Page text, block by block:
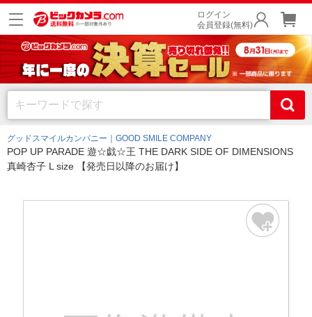
ログイン
会員登録(無料)
グッドスマイルカンパニー｜GOOD SMILE COMPANY
POP UP PARADE 遊☆戯☆王 THE DARK SIDE OF DIMENSIONS
真崎杏子 L size 【発売日以降のお届け】